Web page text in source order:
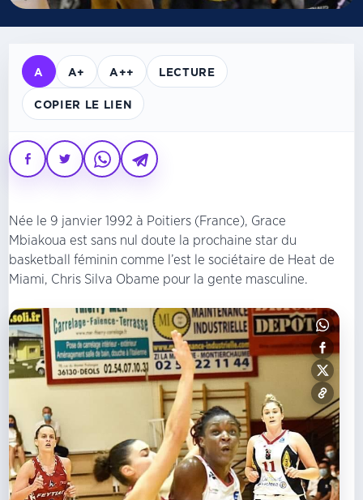
A A+ A++ LECTURE
COPIER LE LIEN
Née le 9 janvier 1992 à Poitiers (France), Grace
Mbiakoua est sans nul doute la prochaine star du
basketball féminin comme l’est le sociétaire de Heat de
Miami, Chris Silva Obame pour la gente masculine.